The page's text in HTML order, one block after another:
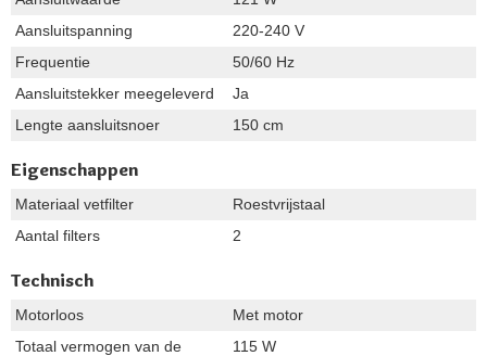
Aansluitspanning
220-240 V
Frequentie
50/60 Hz
Aansluitstekker meegeleverd
Ja
Lengte aansluitsnoer
150 cm
Eigenschappen
Materiaal vetfilter
Roestvrijstaal
Aantal filters
2
Technisch
Motorloos
Met motor
Totaal vermogen van de
115 W